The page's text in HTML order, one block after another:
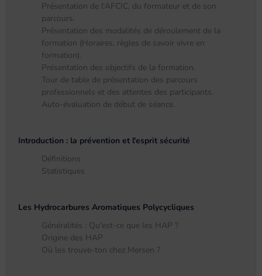
Présentation de l'AFCIC, du formateur et de son
parcours.
Présentation des modalités de déroulement de la
formation (Horaires, règles de savoir vivre en
formation).
Présentation des objectifs de la formation.
Tour de table de présentation des parcours
professionnels et des attentes des participants.
Auto-évaluation de début de séance.
Introduction : la prévention et l'esprit sécurité
Définitions
Statistiques
Les Hydrocarbures Aromatiques Polycycliques
Généralités : Qu'est-ce que les HAP ?
Origine des HAP
Où les trouve-ton chez Mersen ?